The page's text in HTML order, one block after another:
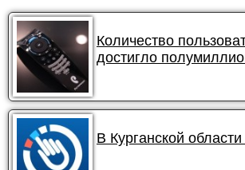
Количество
достигло
В Курганской